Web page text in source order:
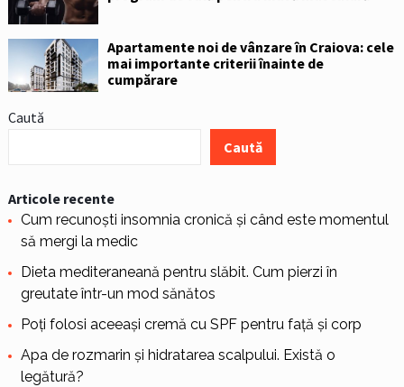
Apartamente noi de vânzare în Craiova: cele
mai importante criterii înainte de
cumpărare
Caută
Caută
Articole recente
Cum recunoști insomnia cronică și când este momentul
să mergi la medic
Dieta mediteraneană pentru slăbit. Cum pierzi în
greutate într-un mod sănătos
Poți folosi aceeași cremă cu SPF pentru față și corp
Apa de rozmarin și hidratarea scalpului. Există o
legătură?